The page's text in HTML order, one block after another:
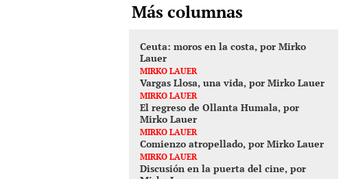
Más columnas
Ceuta: moros en la costa, por Mirko
Lauer
MIRKO LAUER
Vargas Llosa, una vida, por Mirko Lauer
MIRKO LAUER
El regreso de Ollanta Humala, por
Mirko Lauer
MIRKO LAUER
Comienzo atropellado, por Mirko Lauer
MIRKO LAUER
Discusión en la puerta del cine, por